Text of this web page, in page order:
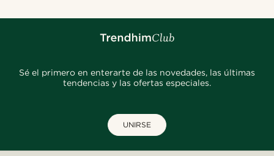
Sé el primero en enterarte de las novedades, las últimas
tendencias y las ofertas especiales.
UNIRSE